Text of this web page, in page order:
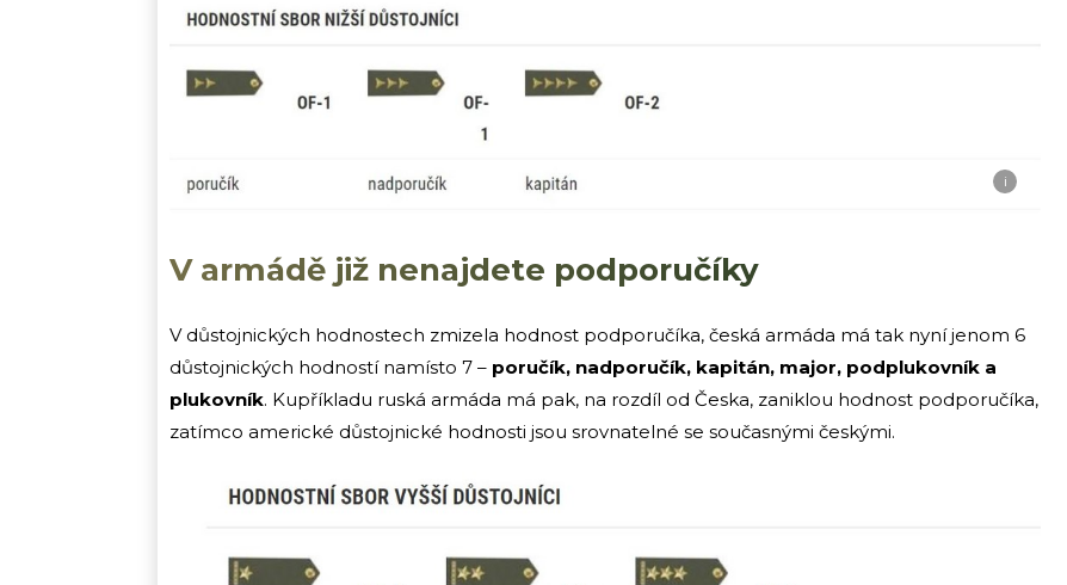
i
V armádě již nenajdete podporučíky
V důstojnických hodnostech zmizela hodnost podporučíka, česká armáda má tak nyní jenom 6
důstojnických hodností namísto 7 – poručík, nadporučík, kapitán, major, podplukovník a
plukovník. Kupříkladu ruská armáda má pak, na rozdíl od Česka, zaniklou hodnost podporučíka,
zatímco americké důstojnické hodnosti jsou srovnatelné se současnými českými.